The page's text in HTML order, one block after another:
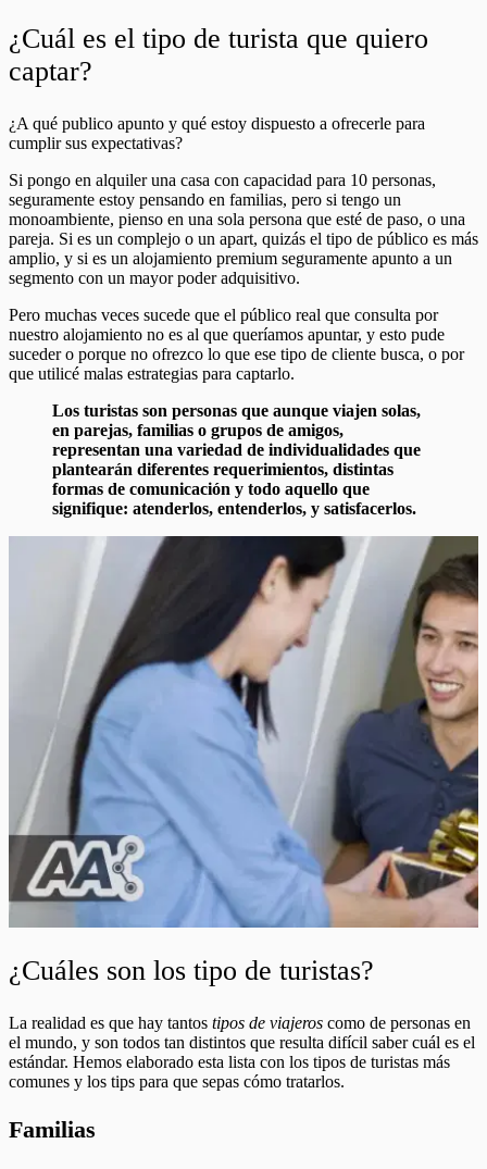
¿Cuál es el tipo de turista que quiero
captar?
¿A qué publico apunto y qué estoy dispuesto a ofrecerle para
cumplir sus expectativas?
Si pongo en alquiler una casa con capacidad para 10 personas,
seguramente estoy pensando en familias, pero si tengo un
monoambiente, pienso en una sola persona que esté de paso, o una
pareja. Si es un complejo o un apart, quizás el tipo de público es más
amplio, y si es un alojamiento premium seguramente apunto a un
segmento con un mayor poder adquisitivo.
Pero muchas veces sucede que el público real que consulta por
nuestro alojamiento no es al que queríamos apuntar, y esto pude
suceder o porque no ofrezco lo que ese tipo de cliente busca, o por
que utilicé malas estrategias para captarlo.
Los turistas son personas que aunque viajen solas,
en parejas, familias o grupos de amigos,
representan una variedad de individualidades que
plantearán diferentes requerimientos, distintas
formas de comunicación y todo aquello que
signifique: atenderlos, entenderlos, y satisfacerlos.
¿Cuáles son los tipo de turistas?
La realidad es que hay tantos tipos de viajeros como de personas en
el mundo, y son todos tan distintos que resulta difícil saber cuál es el
estándar. Hemos elaborado esta lista con los tipos de turistas más
comunes y los tips para que sepas cómo tratarlos.
Familias